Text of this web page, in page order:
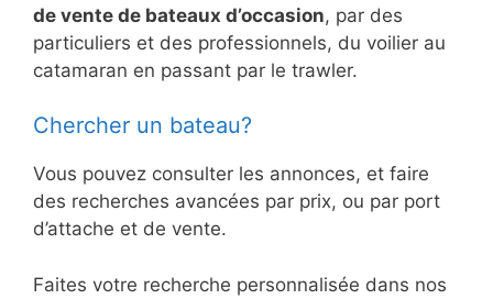
de vente de bateaux d’occasion, par des
particuliers et des professionnels, du voilier au
catamaran en passant par le trawler.
Chercher un bateau?
Vous pouvez consulter les annonces, et faire
des recherches avancées par prix, ou par port
d’attache et de vente.
Faites votre recherche personnalisée dans nos